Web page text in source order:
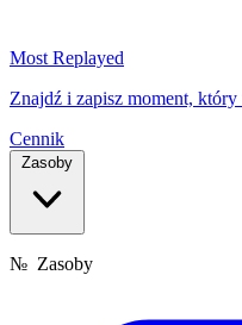
Most Replayed
Znajdź i zapisz moment,
Cennik
Zasoby
№ Zasoby